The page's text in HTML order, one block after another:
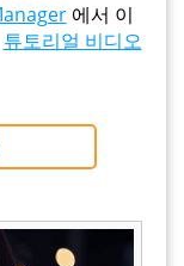
에서 이
튜토리얼 비디오